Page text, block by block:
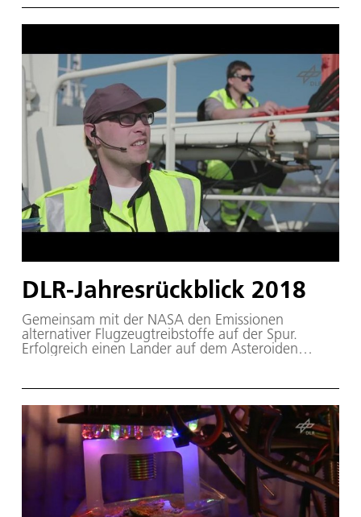
an: ein Livecall mit Astronaut Alexander Gerst auf
der ISS! Außerdem war "Major Tom" Peter
DLR-Jahresrückblick 2018
Gemeinsam mit der NASA den Emissionen
alternativer Flugzeugtreibstoffe auf der Spur.
Erfolgreich einen Lander auf dem Asteroiden
Ergebnisse bei der Forschung am automatisierten
und vernetzten Fahren von morgen erzielt. Und bei
der ISS-Mission horizons 40 von insgesamt 41
deutschen Experimenten erfolgreich in
Schwerelosigkeit durchgeführt. Dies sind nur vier
der zahlreichen Highlights aus diesem Jahr.